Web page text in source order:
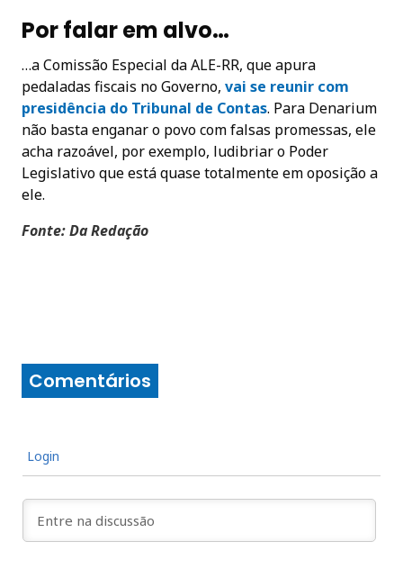
Por falar em alvo…
…a Comissão Especial da ALE-RR, que apura
pedaladas fiscais no Governo, vai se reunir com
presidência do Tribunal de Contas. Para Denarium
não basta enganar o povo com falsas promessas, ele
acha razoável, por exemplo, ludibriar o Poder
Legislativo que está quase totalmente em oposição a
ele.
Fonte: Da Redação
Comentários
Login